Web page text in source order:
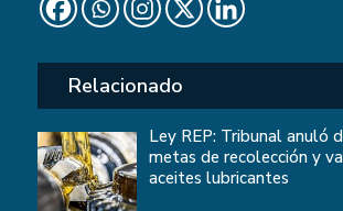
Relacionado
Ley REP: Tribunal anuló
metas de recolección y
aceites lubricantes